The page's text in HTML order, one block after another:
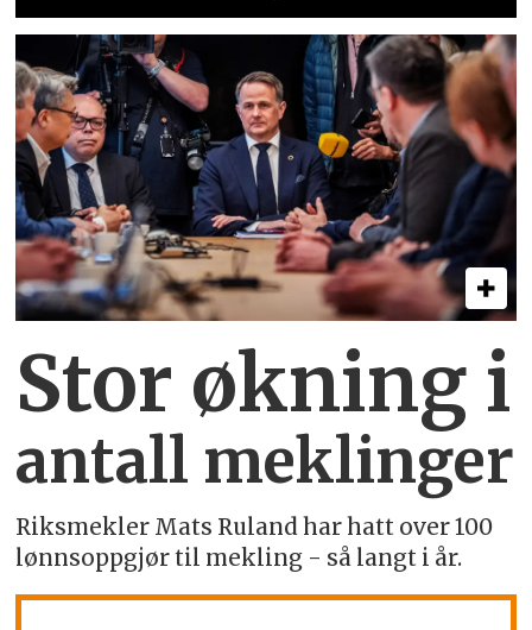
Stor økning i
antall meklinger
Riksmekler Mats Ruland har hatt over 100
lønnsoppgjør til mekling - så langt i år.